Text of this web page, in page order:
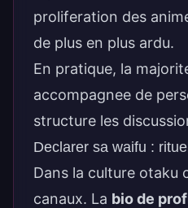
proliferation des
de plus en plus ardu.
En pratique, la
accompagnee de
structure les
Declarer sa waifu :
Dans la culture otaku
canaux. La bio de